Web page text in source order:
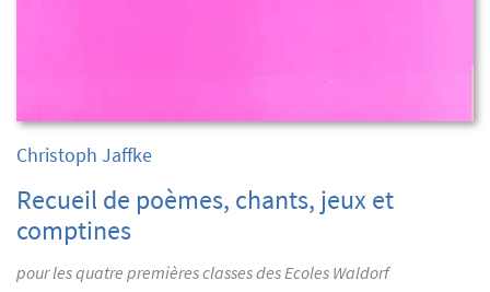
Christoph Jaffke
Recueil de poèmes, chants, jeux et
comptines
pour les quatre premières classes des Ecoles Waldorf